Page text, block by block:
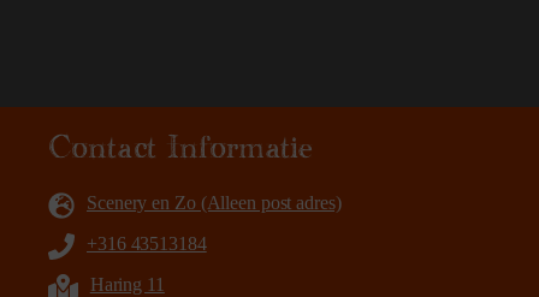
Contact Informatie
Scenery en Zo (Alleen post adres)
+316 43513184
Haring 11